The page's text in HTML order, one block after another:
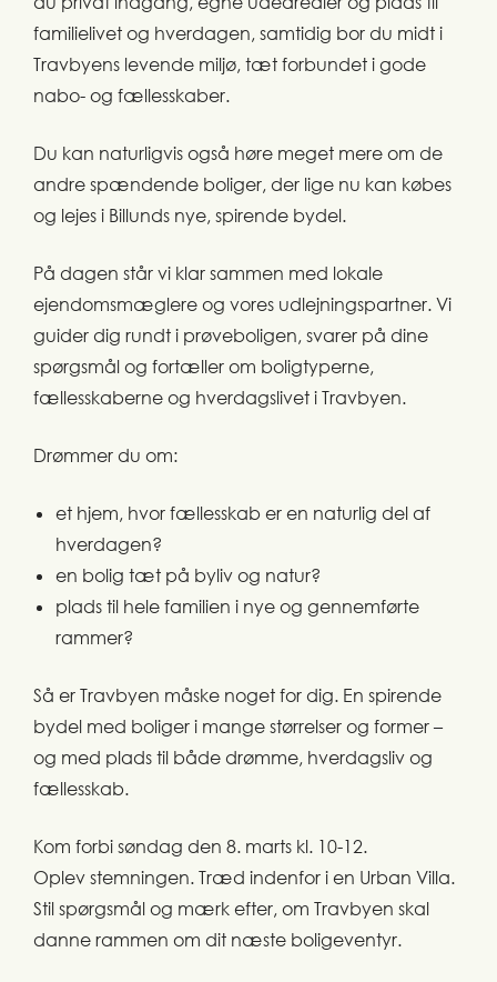
familielivet og hverdagen, samtidig bor du midt i
Travbyens levende miljø, tæt forbundet i gode
nabo- og fællesskaber.
Du kan naturligvis også høre meget mere om de
andre spændende boliger, der lige nu kan købes
og lejes i Billunds nye, spirende bydel.
På dagen står vi klar sammen med lokale
ejendomsmæglere og vores udlejningspartner. Vi
guider dig rundt i prøveboligen, svarer på dine
spørgsmål og fortæller om boligtyperne,
fællesskaberne og hverdagslivet i Travbyen.
Drømmer du om:
et hjem, hvor fællesskab er en naturlig del af
hverdagen?
en bolig tæt på byliv og natur?
plads til hele familien i nye og gennemførte
rammer?
Så er Travbyen måske noget for dig. En spirende
bydel med boliger i mange størrelser og former –
og med plads til både drømme, hverdagsliv og
fællesskab.
Kom forbi søndag den 8. marts kl. 10-12.
Oplev stemningen. Træd indenfor i en Urban Villa.
Stil spørgsmål og mærk efter, om Travbyen skal
danne rammen om dit næste boligeventyr.